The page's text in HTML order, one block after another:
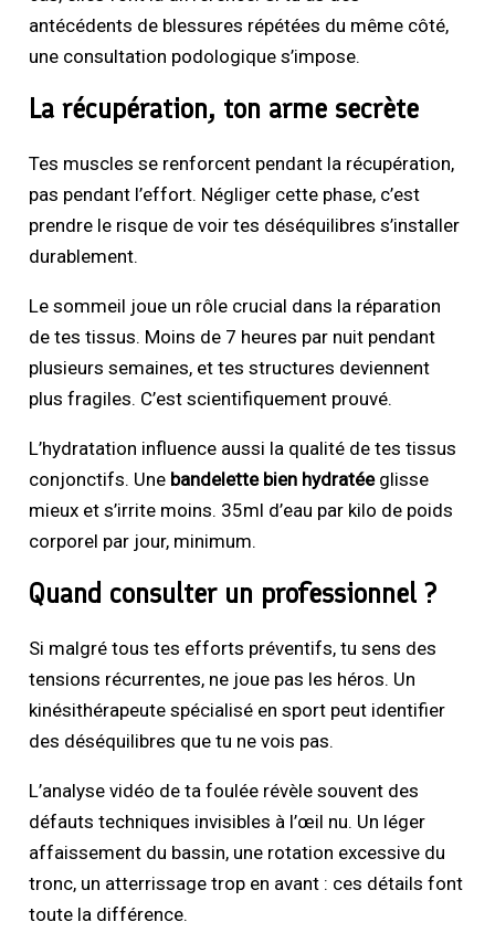
antécédents de blessures répétées du même côté,
une consultation podologique s’impose.
La récupération, ton arme secrète
Tes muscles se renforcent pendant la récupération,
pas pendant l’effort. Négliger cette phase, c’est
prendre le risque de voir tes déséquilibres s’installer
durablement.
Le sommeil joue un rôle crucial dans la réparation
de tes tissus. Moins de 7 heures par nuit pendant
plusieurs semaines, et tes structures deviennent
plus fragiles. C’est scientifiquement prouvé.
L’hydratation influence aussi la qualité de tes tissus
conjonctifs. Une bandelette bien hydratéeglisse
mieux et s’irrite moins. 35ml d’eau par kilo de poids
corporel par jour, minimum.
Quand consulter un professionnel ?
Si malgré tous tes efforts préventifs, tu sens des
tensions récurrentes, ne joue pas les héros. Un
kinésithérapeute spécialisé en sport peut identifier
des déséquilibres que tu ne vois pas.
L’analyse vidéo de ta foulée révèle souvent des
défauts techniques invisibles à l’œil nu. Un léger
affaissement du bassin, une rotation excessive du
tronc, un atterrissage trop en avant : ces détails font
toute la différence.